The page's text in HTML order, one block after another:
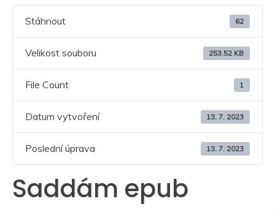
Stáhnout 62
Velikost souboru 253.52 KB
File Count 1
Datum vytvoření 13. 7. 2023
Poslední úprava 13. 7. 2023
Saddám epub